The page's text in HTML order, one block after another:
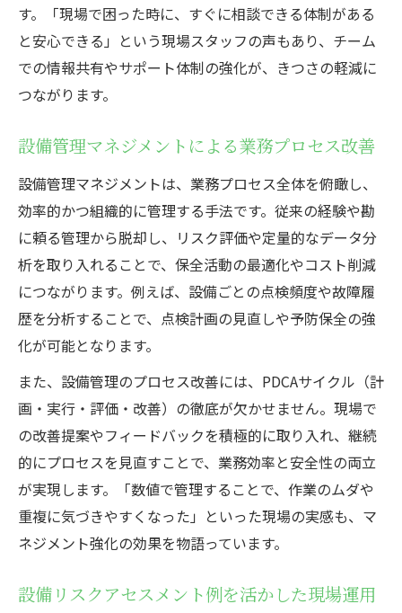
す。「現場で困った時に、すぐに相談できる体制がある
と安心できる」という現場スタッフの声もあり、チーム
での情報共有やサポート体制の強化が、きつさの軽減に
つながります。
設備管理マネジメントによる業務プロセス改善
設備管理マネジメントは、業務プロセス全体を俯瞰し、
効率的かつ組織的に管理する手法です。従来の経験や勘
に頼る管理から脱却し、リスク評価や定量的なデータ分
析を取り入れることで、保全活動の最適化やコスト削減
につながります。例えば、設備ごとの点検頻度や故障履
歴を分析することで、点検計画の見直しや予防保全の強
化が可能となります。
また、設備管理のプロセス改善には、PDCAサイクル（計
画・実行・評価・改善）の徹底が欠かせません。現場で
の改善提案やフィードバックを積極的に取り入れ、継続
的にプロセスを見直すことで、業務効率と安全性の両立
が実現します。「数値で管理することで、作業のムダや
重複に気づきやすくなった」といった現場の実感も、マ
ネジメント強化の効果を物語っています。
設備リスクアセスメント例を活かした現場運用